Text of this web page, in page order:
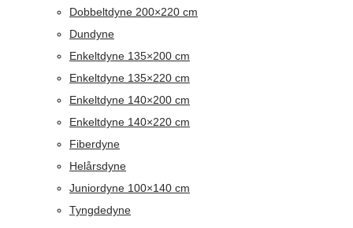
Dobbeltdyne 200×220 cm
Dundyne
Enkeltdyne 135×200 cm
Enkeltdyne 135×220 cm
Enkeltdyne 140×200 cm
Enkeltdyne 140×220 cm
Fiberdyne
Helårsdyne
Juniordyne 100×140 cm
Tyngdedyne